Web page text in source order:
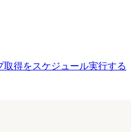
得をスケジュール実行する